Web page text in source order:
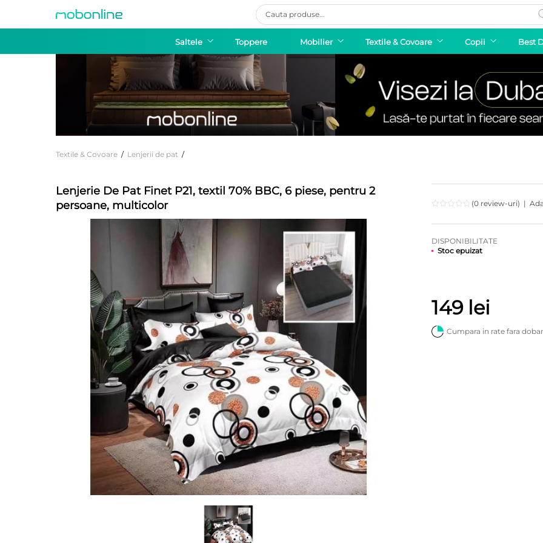
Products
search
Saltele Toppere Mobilier Textile & Covoare Copii Best
Textile & Covoare / Lenjerii de pat /
Lenjerie De Pat Finet P21, textil 70% BBC, 6 piese, pentru 2
persoane, multicolor
(0 review-uri) |
DISPONIBILITATE
Stoc epuizat
149 lei
Cumpara in rate fara